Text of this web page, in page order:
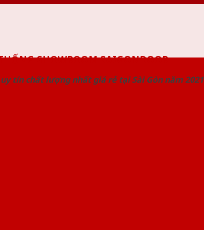
SHOWROOM SAIGONDOOR
tín chất lượng nhất giá rẻ tại Sài Gòn năm 2021